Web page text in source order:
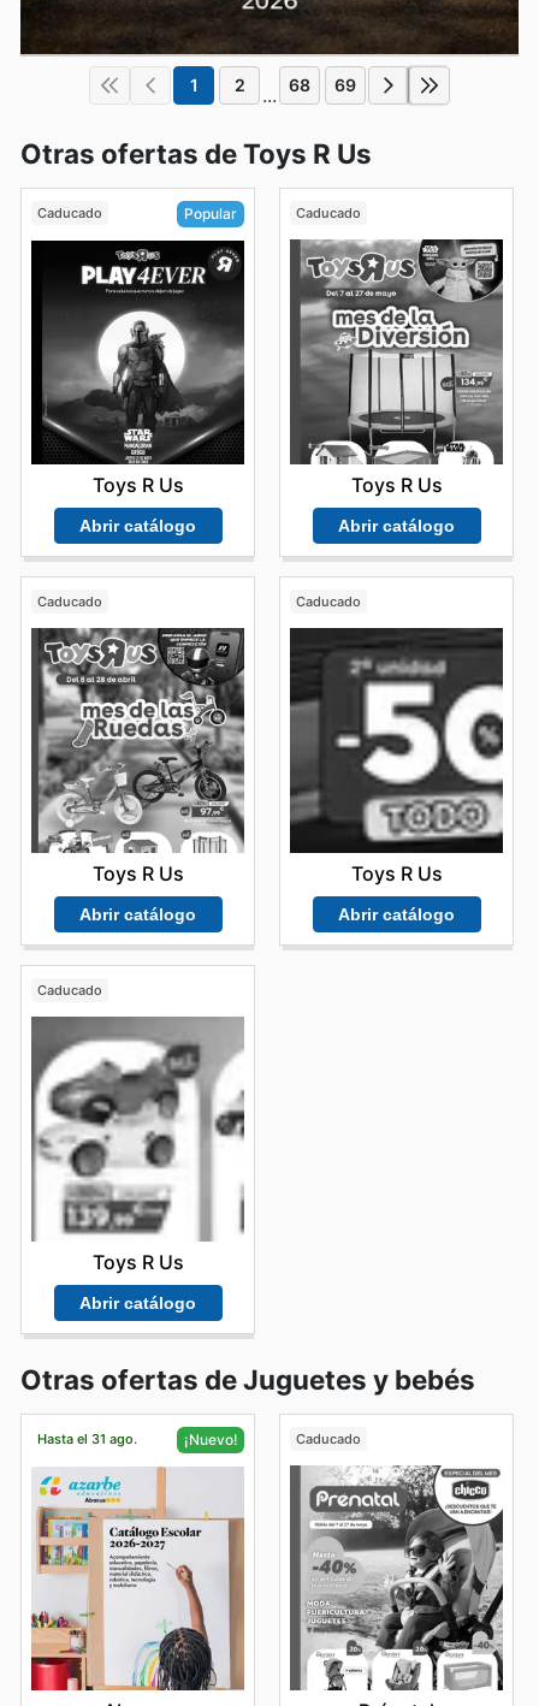
1 2 ... 68 69
Otras ofertas de Toys R Us
Caducado Popular
Toys R Us
Abrir catálogo
Caducado
Toys R Us
Abrir catálogo
Caducado
Toys R Us
Abrir catálogo
Caducado
Toys R Us
Abrir catálogo
Caducado
Toys R Us
Abrir catálogo
Otras ofertas de Juguetes y bebés
Hasta el 31 ago. ¡Nuevo! Caducado